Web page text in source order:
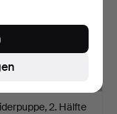
2. Hälfte